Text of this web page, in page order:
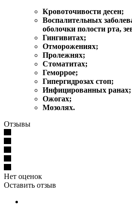
Кровоточивости десен;
Воспалительных
оболочки полости рта,
Гингивитах;
Отморожениях;
Пролежнях;
Стоматитах;
Геморрое;
Гипергидрозах стоп;
Инфицированных ранах;
Ожогах;
Мозолях.
Отзывы
Нет оценок
Оставить отзыв